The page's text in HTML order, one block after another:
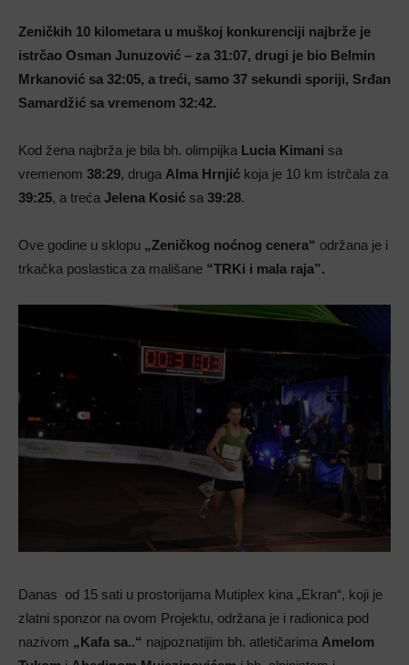
Zeničkih 10 kilometara u muškoj konkurenciji najbrže je
istrčao Osman Junuzović – za 31:07, drugi je bio Belmin
Mrkanović sa 32:05, a treći, samo 37 sekundi sporiji, Srđan
Samardžić sa vremenom 32:42.
Kod žena najbrža je bila bh. olimpijka Lucia Kimani sa
vremenom 38:29, druga Alma Hrnjić koja je 10 km istrčala za
39:25, a treća Jelena Kosić sa 39:28.
Ove godine u sklopu „Zeničkog noćnog cenera“ održana je i
trkačka poslastica za mališane “TRKi i mala raja”.
Danas od 15 sati u prostorijama Mutiplex kina „Ekran“, koji je
zlatni sponzor na ovom Projektu, održana je i radionica pod
nazivom „Kafa sa..“ najpoznatijim bh. atletičarima Amelom